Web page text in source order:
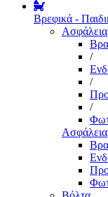
Βρεφικά -
Ασφάλεια
/
/
/
Ασφάλεια